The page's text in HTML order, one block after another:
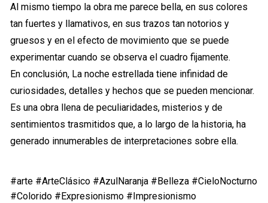
Al mismo tiempo la obra me parece bella, en sus colores
tan fuertes y llamativos, en sus trazos tan notorios y
gruesos y en el efecto de movimiento que se puede
experimentar cuando se observa el cuadro fijamente.
En conclusión, La noche estrellada tiene infinidad de
curiosidades, detalles y hechos que se pueden mencionar.
Es una obra llena de peculiaridades, misterios y de
sentimientos trasmitidos que, a lo largo de la historia, ha
generado innumerables de interpretaciones sobre ella.
#arte #ArteClásico #AzulNaranja #Belleza #CieloNocturno
#Colorido #Expresionismo #Impresionismo